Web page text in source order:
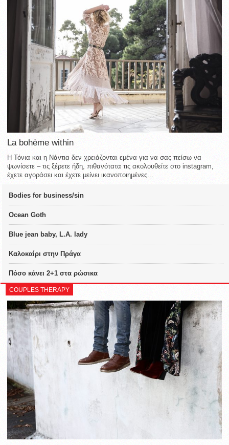
La bohème within
Η Τόνια και η Νάντια δεν χρειάζονται εμένα για να σας πείσω να
ψωνίσετε – τις ξέρετε ήδη, πιθανότατα τις ακολουθείτε στο instagram,
έχετε αγοράσει και έχετε μείνει ικανοποιημένες...
Bodies for business/sin
Ocean Goth
Blue jean baby, L.A. lady
Καλοκαίρι στην Πράγα
Πόσο κάνει 2+1 στα ρώσικα
COUPLES THERAPY